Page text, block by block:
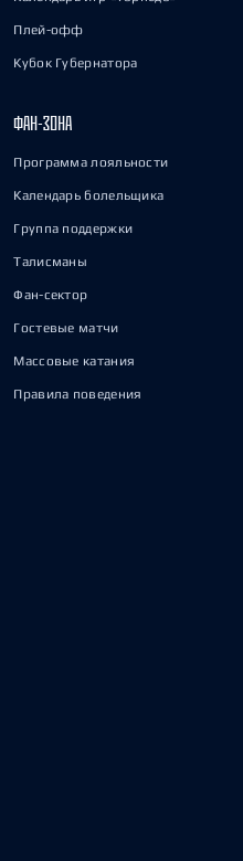
Плей-офф
Кубок Губернатора
ФАН-ЗОНА
Программа лояльности
Календарь болельщика
Группа поддержки
Талисманы
Фан-сектор
Гостевые матчи
Массовые катания
Правила поведения